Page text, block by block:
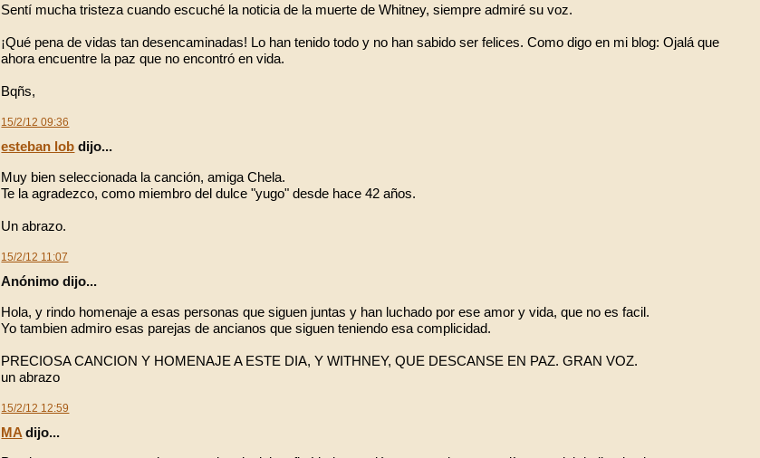
Sentí mucha tristeza cuando escuché la noticia de la muerte de Whitney, siempre admiré su voz.
¡Qué pena de vidas tan desencaminadas! Lo han tenido todo y no han sabido ser felices. Como digo en mi blog: Ojalá que
ahora encuentre la paz que no encontró en vida.
Bqñs,
15/2/12 09:36
esteban lob dijo...
Muy bien seleccionada la canción, amiga Chela.
Te la agradezco, como miembro del dulce "yugo" desde hace 42 años.
Un abrazo.
15/2/12 11:07
Anónimo dijo...
Hola, y rindo homenaje a esas personas que siguen juntas y han luchado por ese amor y vida, que no es facil.
Yo tambien admiro esas parejas de ancianos que siguen teniendo esa complicidad.
PRECIOSA CANCION Y HOMENAJE A ESTE DIA, Y WITHNEY, QUE DESCANSE EN PAZ. GRAN VOZ.
un abrazo
15/2/12 12:59
MA dijo...